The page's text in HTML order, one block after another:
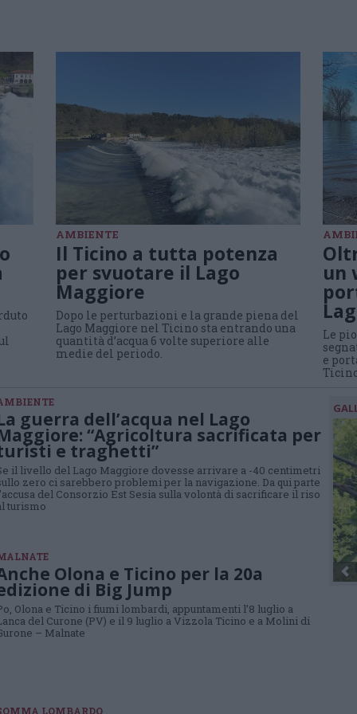
AMBIENTE
Il Ticino a tutta potenza
per svuotare il Lago
Maggiore
Dopo le perturbazioni e la grande piena del
Lago Maggiore nel Ticino sta entrando una
quantità d’acqua 6 volte superiore alle
medie del periodo.
un
Le
e
guerra dell’acqua nel Lago
“Agricoltura sacrificata per
e traghetti”
il livello del Lago Maggiore dovesse arrivare a -40 centimetri
zero ci sarebbero problemi per la navigazione. Da qui parte
del Consorzio Est Sesia sulla volontà di sacrificare il riso
turismo
Olona e Ticino per la 20a
di Big Jump
Olona e Ticino i fiumi lombardi, appuntamenti l’8 luglio a
del Curone (PV) e il 9 luglio a Vizzola Ticino e a Molini di
– Malnate
LOMBARDO